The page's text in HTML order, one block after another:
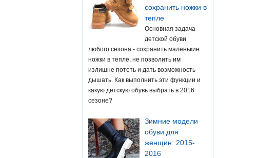
сохранить ножки в
тепле
Основная задача
детской обуви
любого сезона - сохранить маленькие
ножки в тепле, не позволить им
излишне потеть и дать возможность
дышать. Как выполнить эти функции и
какую детскую обувь выбрать в 2016
сезоне?
Зимние модели
обуви для
женщин: 2015-
2016